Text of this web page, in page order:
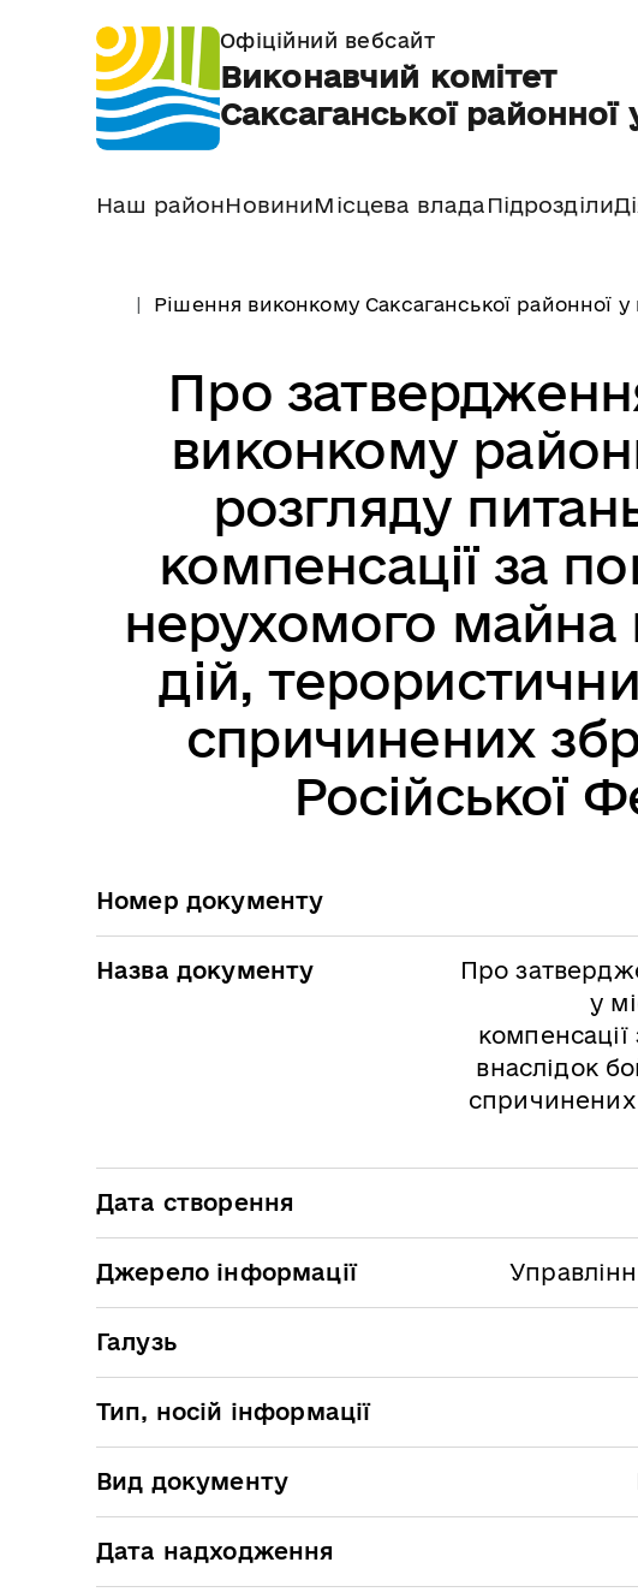
Офіційний вебсайт
Виконавчий комітет
Саксаганської районної
Наш районНовиниМісцева влада Підрозділи
Рішення виконкому Саксаганської районної у
Про
виконкому
розгляду
компенсації за
нерухомого майна
дій,
спричинених
Російської
Номер документу
Назва документу
Про
у
внаслідок
спричинених
Дата створення
Джерело інформації
Галузь
Тип, носій інформації
Вид документу
Дата надходження